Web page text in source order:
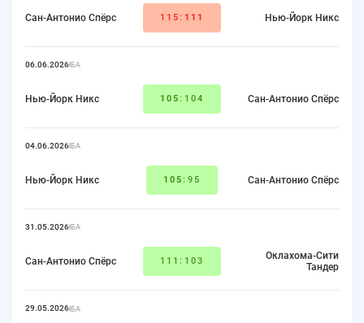
Сан-Антонио Спёрс 115: 111 Нью-Йорк Никс
06.06.2026НБА
Нью-Йорк Никс 105:104 Сан-Антонио Спёрс
04.06.2026НБА
Нью-Йорк Никс 105:95 Сан-Антонио Спёрс
31.05.2026НБА
Сан-Антонио Спёрс 111:103
Оклахома-Сити
Тандер
29.05.2026НБА